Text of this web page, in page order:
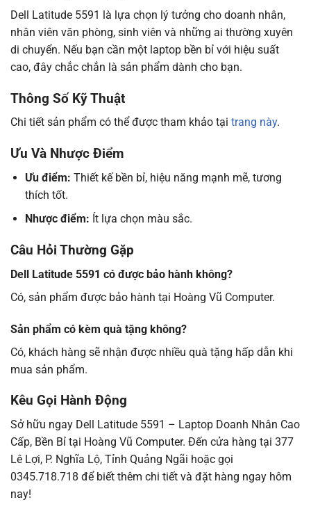
Dell Latitude 5591 là lựa chọn lý tưởng cho doanh nhân,
nhân viên văn phòng, sinh viên và những ai thường xuyên
di chuyển. Nếu bạn cần một laptop bền bỉ với hiệu suất
cao, đây chắc chắn là sản phẩm dành cho bạn.
Thông Số Kỹ Thuật
Chi tiết sản phẩm có thể được tham khảo tại trang này.
Ưu Và Nhược Điểm
Ưu điểm: Thiết kế bền bỉ, hiệu năng mạnh mẽ, tương
thích tốt.
Nhược điểm: Ít lựa chọn màu sắc.
Câu Hỏi Thường Gặp
Dell Latitude 5591 có được bảo hành không?
Có, sản phẩm được bảo hành tại Hoàng Vũ Computer.
Sản phẩm có kèm quà tặng không?
Có, khách hàng sẽ nhận được nhiều quà tặng hấp dẫn khi
mua sản phẩm.
Kêu Gọi Hành Động
Sở hữu ngay Dell Latitude 5591 – Laptop Doanh Nhân Cao
Cấp, Bền Bỉ tại Hoàng Vũ Computer. Đến cửa hàng tại 377
Lê Lợi, P. Nghĩa Lộ, Tỉnh Quảng Ngãi hoặc gọi
0345.718.718 để biết thêm chi tiết và đặt hàng ngay hôm
nay!